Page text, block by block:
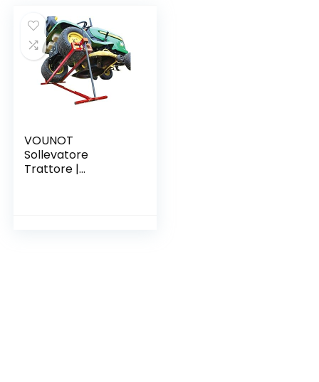
VOUNOT
Sollevatore
Trattore |